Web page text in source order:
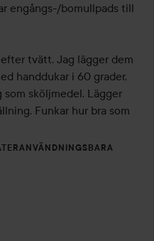
engångs-/bomullpads till
tvätt. Jag lägger dem
handdukar i 60 grader,
sköljmedel. Lägger
Funkar hur bra som